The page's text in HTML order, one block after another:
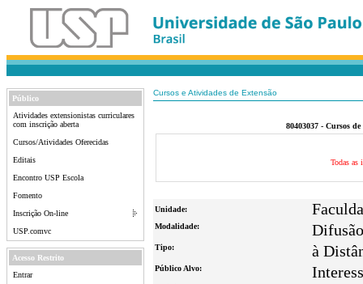
Público
Atividades extensionistas curriculares
com inscrição aberta
Cursos/Atividades Oferecidas
Editais
Encontro USP Escola
Fomento
Inscrição On-line
USP.comvc
Acesso Restrito
Entrar
Cursos e Atividades de Extensão
80403037 - Cursos
Todas as
Unidade:
Modalidade: Difusão
Tipo: à
Público Alvo: